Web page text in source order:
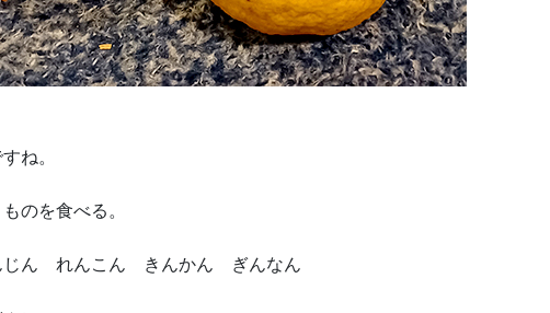
ね。
のを食べる。
じん れんこん きんかん ぎんなん